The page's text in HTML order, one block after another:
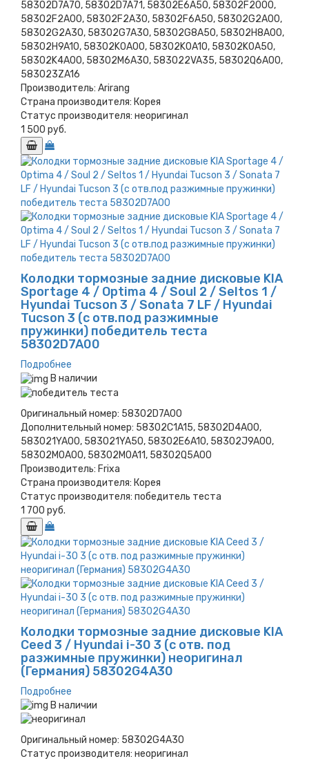
58302D7A70, 58302D7A71, 58302E6A50, 58302F2000,
58302F2A00, 58302F2A30, 58302F6A50, 58302G2A00,
58302G2A30, 58302G7A30, 58302G8A50, 58302H8A00,
58302H9A10, 58302K0A00, 58302K0A10, 58302K0A50,
58302K4A00, 58302M6A30, 583022VA35, 58302Q6A00,
583023ZA16
Производитель: Arirang
Страна производителя: Корея
Статус производителя: неоригинал
1 500 руб.
Колодки тормозные задние дисковые KIA
Sportage 4 / Optima 4 / Soul 2 / Seltos 1 /
Hyundai Tucson 3 / Sonata 7 LF / Hyundai
Tucson 3 (с отв.под разжимные
пружинки) победитель теста
58302D7A00
Подробнее
В наличии
Оригинальный номер: 58302D7A00
Дополнительный номер: 58302C1A15, 58302D4A00,
583021YA00, 583021YA50, 58302E6A10, 58302J9A00,
58302M0A00, 58302M0A11, 58302Q5A00
Производитель: Frixa
Страна производителя: Корея
Статус производителя: победитель теста
1 700 руб.
Колодки тормозные задние дисковые KIA
Ceed 3 / Hyundai i-30 3 (с отв. под
разжимные пружинки) неоригинал
(Германия) 58302G4A30
Подробнее
В наличии
Оригинальный номер: 58302G4A30
Статус производителя: неоригинал